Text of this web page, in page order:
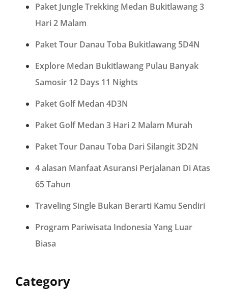
Paket Jungle Trekking Medan Bukitlawang 3
Hari 2 Malam
Paket Tour Danau Toba Bukitlawang 5D4N
Explore Medan Bukitlawang Pulau Banyak
Samosir 12 Days 11 Nights
Paket Golf Medan 4D3N
Paket Golf Medan 3 Hari 2 Malam Murah
Paket Tour Danau Toba Dari Silangit 3D2N
4 alasan Manfaat Asuransi Perjalanan Di Atas
65 Tahun
Traveling Single Bukan Berarti Kamu Sendiri
Program Pariwisata Indonesia Yang Luar
Biasa
Category